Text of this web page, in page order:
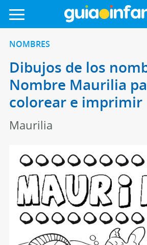
NOMBRES
Dibujos de los
Nombre Maurilia
colorear e imprimir
Maurilia